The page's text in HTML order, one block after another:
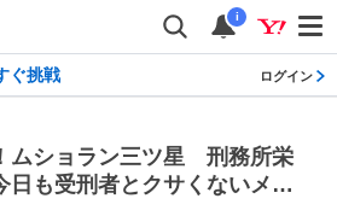
i
ぐ挑戦 ログイン
ムショラン三ツ星 刑務所栄
日も受刑者とクサくないメシ